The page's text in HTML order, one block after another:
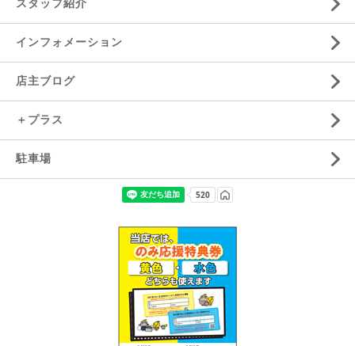
スタッフ紹介
インフォメーション
店主ブログ
＋プラス
駐車場